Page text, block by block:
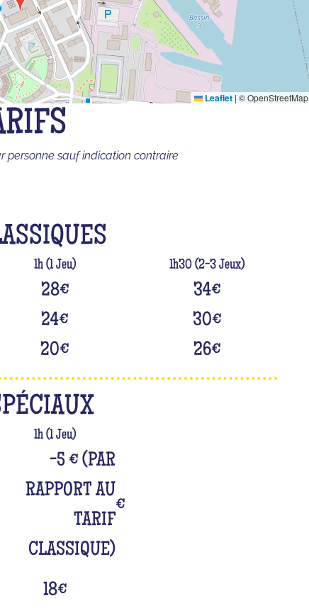
Leaflet | © OpenStreetMap
personne sauf indication contraire
1h (1 Jeu) 1h30 (2-3 Jeux)
28€ 34€
24€ 30€
20€ 26€
1h (1 Jeu)
-5 € (PAR
RAPPORT AU
TARIF
CLASSIQUE)
€
18€